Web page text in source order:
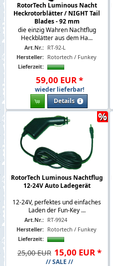
RotorTech Luminous Nacht
Heckrotorblätter / NIGHT Tail
Blades - 92 mm
die einzig Wahren Nachtflug
Heckblätter aus dem Ha...
Art.Nr.: RT-92-L
Hersteller: Rotortech / Funkey
Lieferzeit:
59,00 EUR*
wieder lieferbar!
Details
RotorTech Luminous Nachtflug
12-24V Auto Ladegerät
12-24V, perfektes und einfaches
Laden der Fun-Key ...
Art.Nr.: RT-9924
Hersteller: Rotortech / Funkey
Lieferzeit:
25,00 EUR 15,00 EUR*
// SALE //
%